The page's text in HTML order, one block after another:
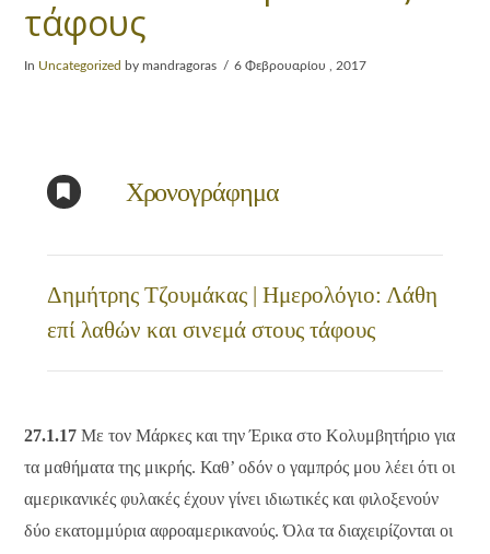
τάφους
In Uncategorized by mandragoras 6 Φεβρουαρίου , 2017
Χρονογράφημα
Δημήτρης Τζουμάκας | Ημερολόγιο: Λάθη
επί λαθών και σινεμά στους τάφους
27.1.17 Με τον Μάρκες και την Έρικα στο Κολυμβητήριο για
τα μαθήματα της μικρής. Καθ’ οδόν ο γαμπρός μου λέει ότι οι
αμερικανικές φυλακές έχουν γίνει ιδιωτικές και φιλοξενούν
δύο εκατομμύρια αφροαμερικανούς. Όλα τα διαχειρίζονται οι